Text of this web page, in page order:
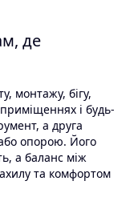
де
монтажу, бігу,
і будь-
а друга
опорою. Його
а баланс між
та комфортом